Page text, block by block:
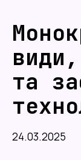
та
24.03.2025